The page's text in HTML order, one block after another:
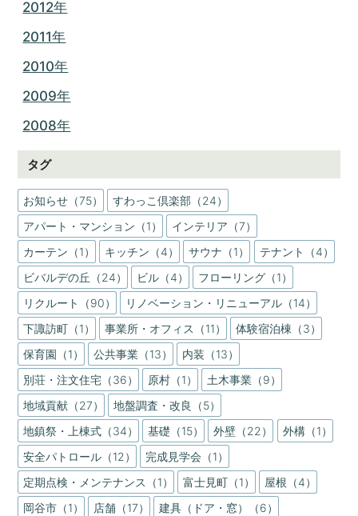
2012年
2011年
2010年
2009年
2008年
タグ
お知らせ（75）
すわっこ倶楽部（24）
アパート・マンション（1）
インテリア（7）
カーテン（1）
キッチン（4） サウナ（1）
テナント（4）
ビバルデの丘（24）
ビル（4）
フローリング（1）
リクルート（90）
リノベーション・リニューアル（14）
下諏訪町（1）
事業所・オフィス（11）
体験宿泊棟（3）
保育園（1）
公共事業（13）
内装（13）
別荘・注文住宅（36）
原村（1）
土木事業（9）
地域貢献（27）
地盤調査・改良（5）
地鎮祭・上棟式（34）
基礎（15） 外壁（22）
外構（1）
安全パトロール（12）
完成見学会（1）
定期点検・メンテナンス（1）
富士見町（1）
屋根（4）
岡谷市（1）
店舗（17）
建具（ドア・窓）（6）